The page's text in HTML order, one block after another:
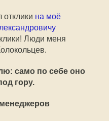
на моё
Люди меня
само по себе оно
гору.